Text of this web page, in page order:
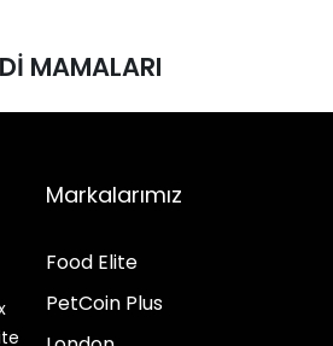
MAMALARI
Markalarımız
Food Elite
PetCoin Plus